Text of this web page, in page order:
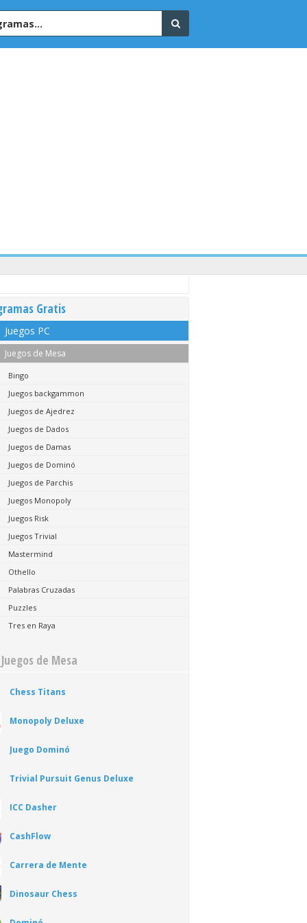
Gratis
Juegos PC
Juegos de Mesa
Bingo
Juegos backgammon
Juegos de Ajedrez
Juegos de Dados
Juegos de Damas
Juegos de Dominó
Juegos de Parchis
Juegos Monopoly
Juegos Risk
Juegos Trivial
Mastermind
Othello
Palabras Cruzadas
Puzzles
Tres en Raya
de Mesa
Chess Titans
Monopoly Deluxe
Juego Dominó
Trivial Pursuit Genus Deluxe
ICC Dasher
CashFlow
Carrera de Mente
Dinosaur Chess